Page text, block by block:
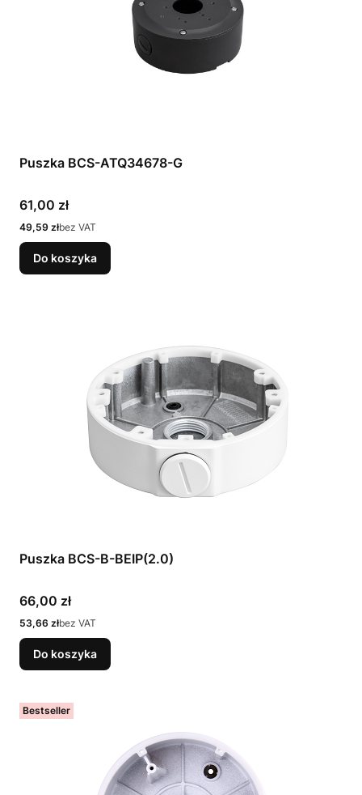
Puszka BCS-ATQ34678-G
Cena
61,00 zł
Cena
49,59 złbez VAT
Do koszyka
Puszka BCS-B-BEIP(2.0)
Cena
66,00 zł
Cena
53,66 złbez VAT
Do koszyka
Bestseller